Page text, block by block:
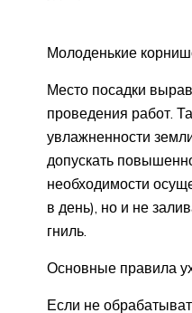
Молоденькие
Место посадки
проведения работ.
увлажненности
допускать
необходимости
в день), но и не
гниль.
Основные правила
Если не